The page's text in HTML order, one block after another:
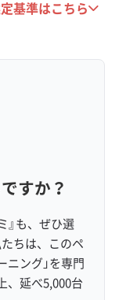
いうペースで
なることも考
駐車・道
基準はこちら
すか？
』も、ぜひ選
ちは、このペ
ニング」を専門
、延べ5,000台